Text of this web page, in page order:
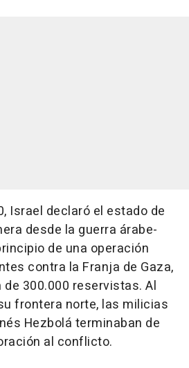
Israel declaró el estado de
desde la guerra árabe-
de una operación
contra la Franja de Gaza,
300.000 reservistas. Al
frontera norte, las milicias
Hezbolá terminaban de
al conflicto.